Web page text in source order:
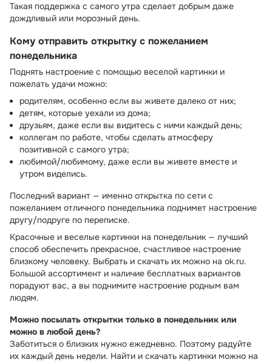
Такая поддержка с самого утра сделает добрым даже
дождливый или морозный день.
Кому отправить открытку с пожеланием
понедельника
Поднять настроение с помощью веселой картинки и
пожелать удачи можно:
родителям, особенно если вы живете далеко от них;
детям, которые уехали из дома;
друзьям, даже если вы видитесь с ними каждый день;
коллегам по работе, чтобы сделать атмосферу
позитивной с самого утра;
любимой/любимому, даже если вы живете вместе и
утром виделись.
Последний вариант — именно открытка по сети с
пожеланием отличного понедельника поднимет настроение
другу/подруге по переписке.
Красочные и веселые картинки на понедельник — лучший
способ обеспечить прекрасное, счастливое настроение
близкому человеку. Выбрать и скачать их можно на ok.ru.
Большой ассортимент и наличие бесплатных вариантов
порадуют вас, а вы поднимите настроение родным вам
людям.
Можно посылать открытки только в понедельник или
можно в любой день?
Заботиться о близких нужно ежедневно. Поэтому радуйте
их каждый день недели. Найти и скачать картинки можно на